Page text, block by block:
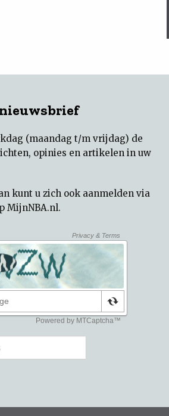
(maandag t/m vrijdag) de
opinies en artikelen in uw
kunt u zich ook aanmelden via
MijnNBA.nl.